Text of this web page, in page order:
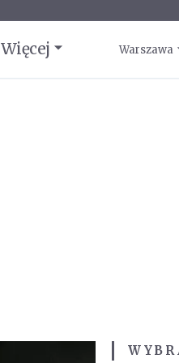
Więcej Warszawa